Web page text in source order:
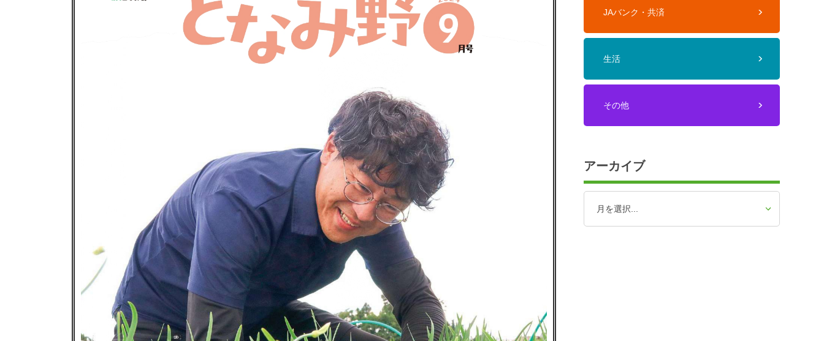
JAバンク・共済
生活
その他
アーカイブ